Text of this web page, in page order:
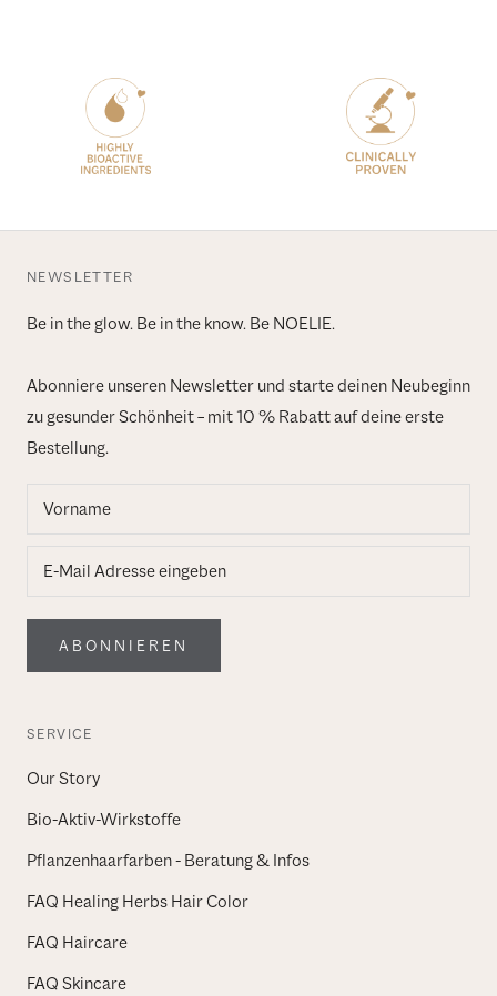
NEWSLETTER
Be in the glow. Be in the know. Be NOELIE.
Abonniere unseren Newsletter und starte deinen Neubeginn
zu gesunder Schönheit – mit 10 % Rabatt auf deine erste
Bestellung.
ABONNIEREN
SERVICE
Our Story
Bio-Aktiv-Wirkstoffe
Pflanzenhaarfarben - Beratung & Infos
FAQ Healing Herbs Hair Color
FAQ Haircare
FAQ Skincare